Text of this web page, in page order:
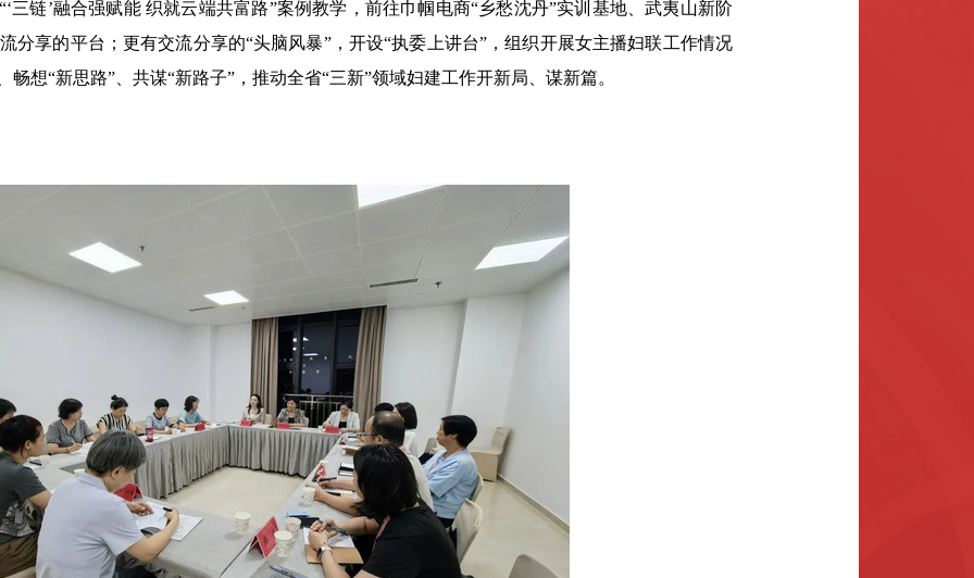
三链’融合强赋能 织就云端共富路”案例教学，前往巾帼电商“乡愁沈丹”实训基地、武夷山新阶
分享的平台；更有交流分享的“头脑风暴”，开设“执委上讲台”，组织开展女主播妇联工作情况
畅想“新思路”、共谋“新路子”，推动全省“三新”领域妇建工作开新局、谋新篇。